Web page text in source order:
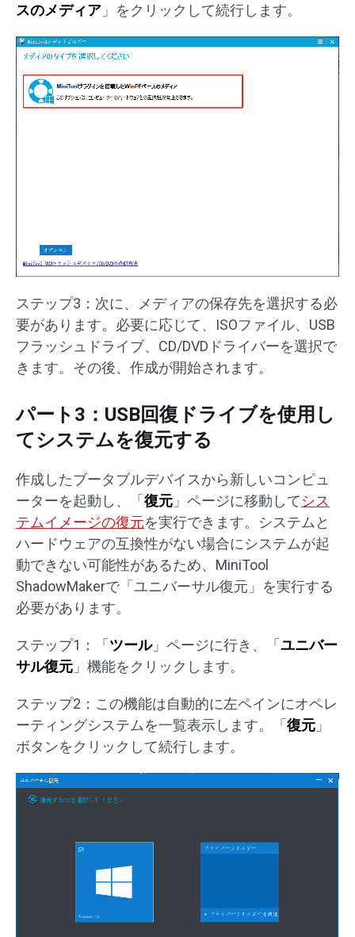
スのメディア 」をクリックして続行します。
ステップ3：次に、メディアの保存先を選択する必
要があります。必要に応じて、ISOファイル、USB
フラッシュドライブ、CD/DVDドライバーを選択で
きます。その後、作成が開始されます。
パート3：USB回復ドライブを使用し
てシステムを復元する
作成したブータブルデバイスから新しいコンピュ
ーターを起動し、「 復元 」ページに移動してシス
テムイメージの復元を実行できます。システムと
ハードウェアの互換性がない場合にシステムが起
動できない可能性があるため、MiniTool
ShadowMakerで「ユニバーサル復元」を実行する
必要があります。
ステップ1：「 ツール」ページに行き、「 ユニバー
サル復元 」機能をクリックします。
ステップ2：この機能は自動的に左ペインにオペレ
ーティングシステムを一覧表示します。「 復元 」
ボタンをクリックして続行します。